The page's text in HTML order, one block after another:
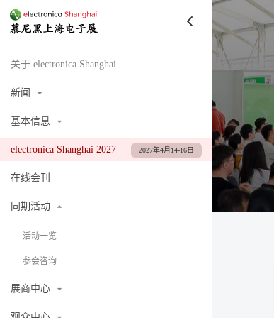
关于 electronica Shanghai
新闻
基本信息
electronica Shanghai 2027 2027年4月14-16日
在线会刊
同期活动
活动一览
参会咨询
展商中心